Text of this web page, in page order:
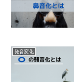
発音変化